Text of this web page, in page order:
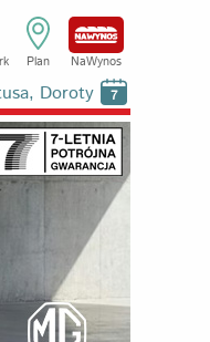
Plan NaWynos
Doroty 7